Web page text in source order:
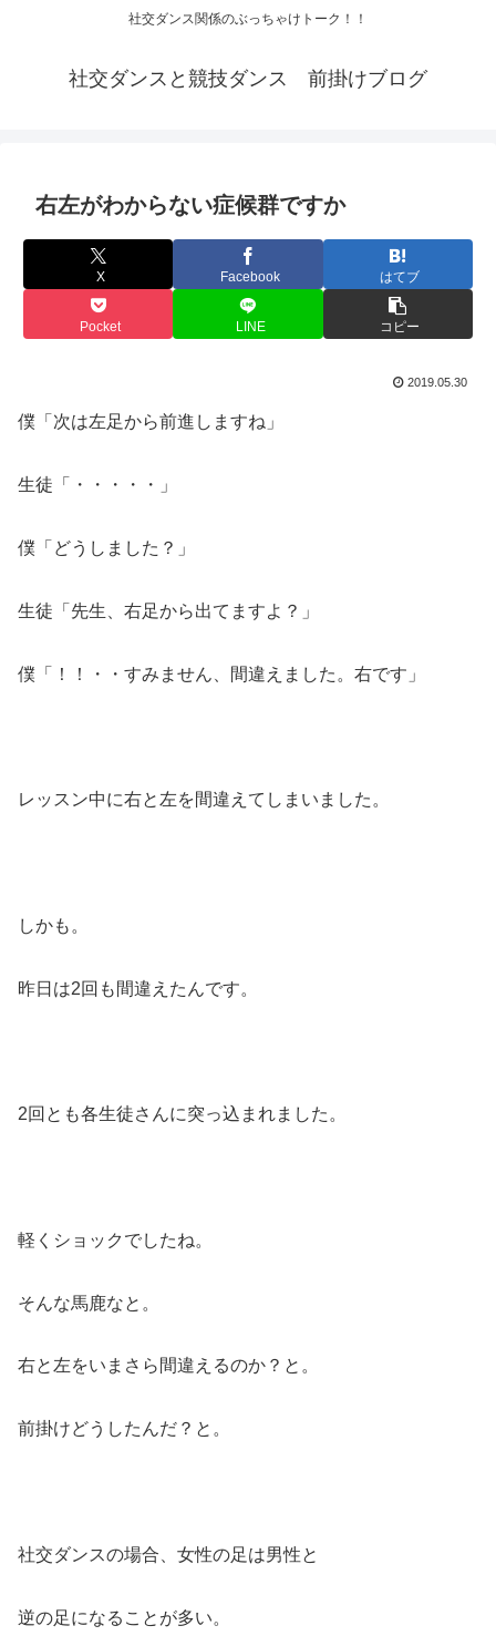
社交ダンス関係のぶっちゃけトーク！！
社交ダンスと競技ダンス 前掛けブログ
右左がわからない症候群ですか
X Facebook はてブ
Pocket LINE コピー
2019.05.30
僕「次は左足から前進しますね」
生徒「・・・・・」
僕「どうしました？」
生徒「先生、右足から出てますよ？」
僕「！！・・すみません、間違えました。右です」
レッスン中に右と左を間違えてしまいました。
しかも。
昨日は2回も間違えたんです。
2回とも各生徒さんに突っ込まれました。
軽くショックでしたね。
そんな馬鹿なと。
右と左をいまさら間違えるのか？と。
前掛けどうしたんだ？と。
社交ダンスの場合、女性の足は男性と
逆の足になることが多い。